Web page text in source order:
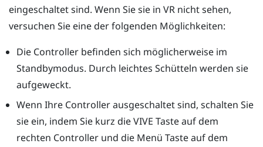
eingeschaltet sind. Wenn Sie sie in VR nicht sehen,
versuchen Sie eine der folgenden Möglichkeiten:
Die Controller befinden sich möglicherweise im
Standbymodus. Durch leichtes Schütteln werden sie
aufgeweckt.
Wenn Ihre Controller ausgeschaltet sind, schalten Sie
sie ein, indem Sie kurz die VIVE Taste auf dem
rechten Controller und die Menü Taste auf dem